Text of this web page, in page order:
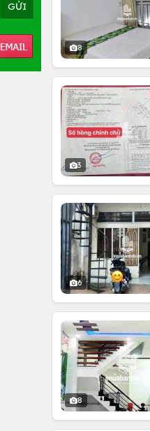
8
3
6
8